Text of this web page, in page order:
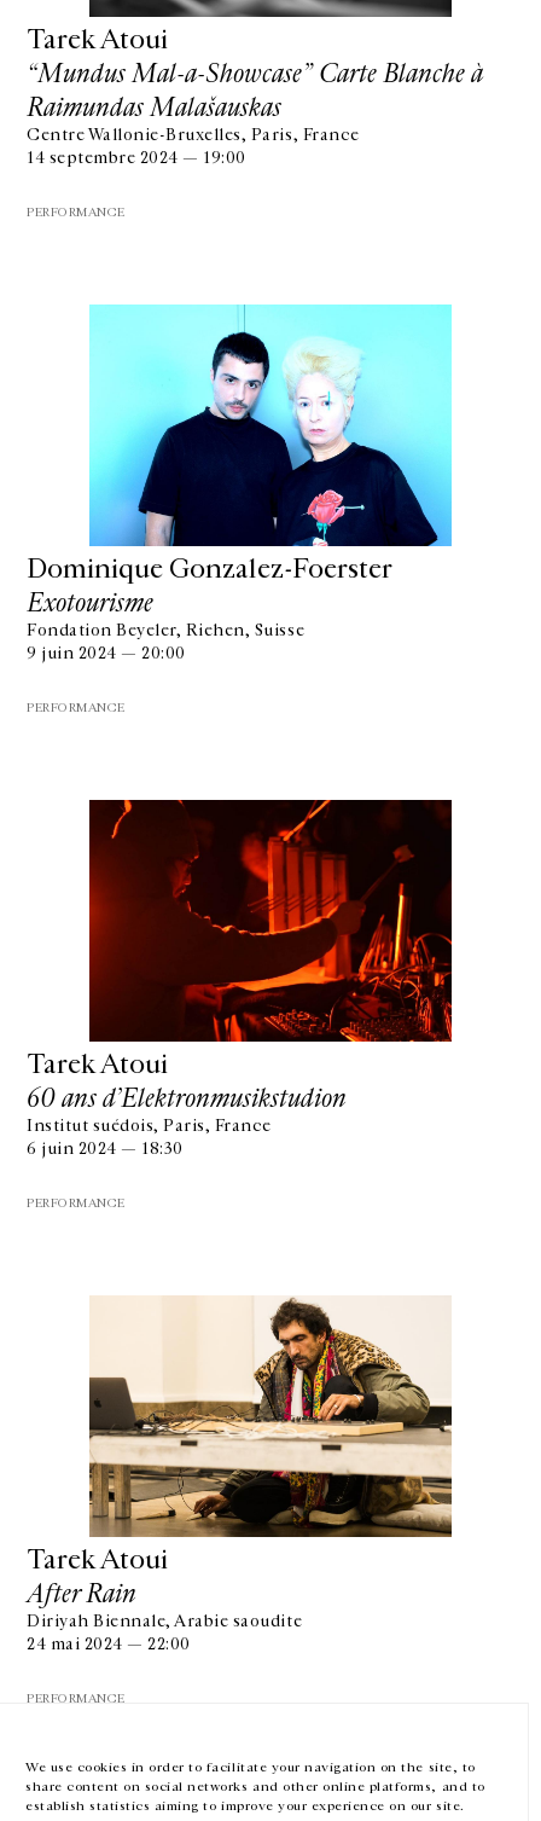
We use cookies in order to facilitate your navigation on the site, to
share content on social networks and other online platforms, and to
establish statistics aiming to improve your experience on our site.
Tarek Atoui
“Mundus Mal-a-Showcase” Carte Blanche à
Raimundas Malašauskas
Centre Wallonie-Bruxelles, Paris, France
14 septembre 2024 — 19:00
PERFORMANCE
Dominique Gonzalez-Foerster
Exotourisme
Fondation Beyeler, Riehen, Suisse
9 juin 2024 — 20:00
PERFORMANCE
Tarek Atoui
60 ans d’Elektronmusikstudion
Institut suédois, Paris, France
6 juin 2024 — 18:30
PERFORMANCE
Tarek Atoui
After Rain
Diriyah Biennale, Arabie saoudite
24 mai 2024 — 22:00
PERFORMANCE
GALERIE CHANTAL CROUSEL
10 RUE CHARLOT, 75003 PARIS
GALERIE@CROUSEL.COM
HORAIRES D'OUVERTURE
DU MARDI AU VENDREDI
10H-18H
LE SAMEDI
EN FR 中文 Facebook Instagram